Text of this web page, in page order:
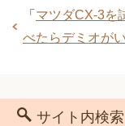
「 マツダCX-3を
べたらデミオが
サイト内検索